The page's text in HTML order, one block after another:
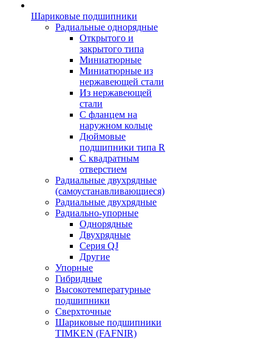
Шариковые подшипники
Радиальные однорядные
Открытого и
закрытого типа
Миниатюрные
Миниатюрные из
нержавеющей стали
Из нержавеющей
стали
С фланцем на
наружном кольце
Дюймовые
подшипники типа R
С квадратным
отверстием
Радиальные двухрядные
(самоустанавливающиеся)
Радиальные двухрядные
Радиально-упорные
Однорядные
Двухрядные
Серия QJ
Другие
Упорные
Гибридные
Высокотемпературные
подшипники
Сверхточные
Шариковые подшипники
TIMKEN (FAFNIR)